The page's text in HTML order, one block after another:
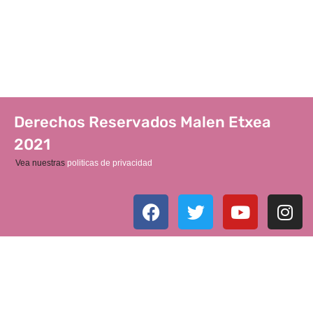
Derechos Reservados Malen Etxea
2021
Vea nuestras politicas de privacidad